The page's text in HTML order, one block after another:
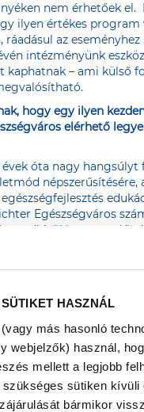
HASZNÁL
más hasonló
webjelzők) használ,
mellett a legjobb
sütiken kívüli
bármikor
nem érhetőek el.
ilyen értékes program
ráadásul az
intézményünk
kaphatnak – ami külső
hogy egy ilyen
elérhető
óta nagy hangsúlyt
népszerűsítésére,
Egészségváros
rendkívül hasznos
részt vehetnek a
konzultálhatnak a
az információcserére és
is.
a
ellátást?
széleskörű
háttérben megbújó
ki, amit az érintett